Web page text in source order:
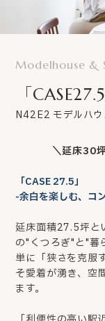
Modelhouse &
「CASE27.5
N42E2 モデルハウ
＼延床30
「CASE 27.5」
-余白を楽しむ、コ
延床面積27.5坪と
の"くつろぎ"と"暮
単に「狭さを克服
そ愛着が湧き、空
ます。